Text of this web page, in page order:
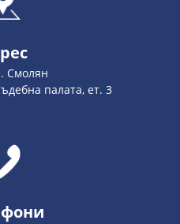
Смолян
палата, ет. 3